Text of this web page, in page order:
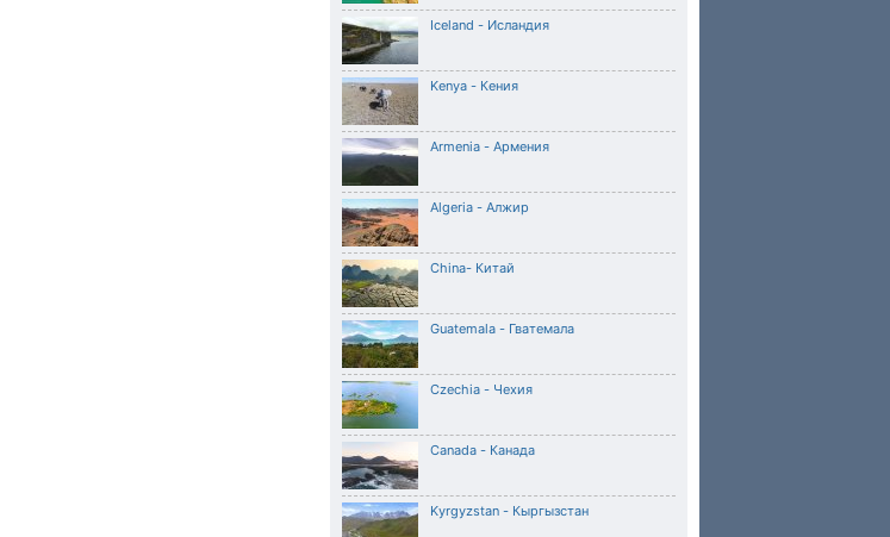
Iceland - Исландия
Kenya - Кения
Armenia - Армения
Algeria - Алжир
China- Китай
Guatemala - Гватемала
Czechia - Чехия
Canada - Канада
Kyrgyzstan - Кыргызстан